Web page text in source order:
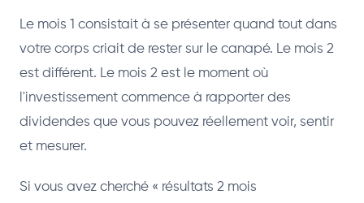
Le mois 1 consistait à se présenter quand tout dans
votre corps criait de rester sur le canapé. Le mois 2
est différent. Le mois 2 est le moment où
l'investissement commence à rapporter des
dividendes que vous pouvez réellement voir, sentir
et mesurer.
Si vous avez cherché « résultats 2 mois